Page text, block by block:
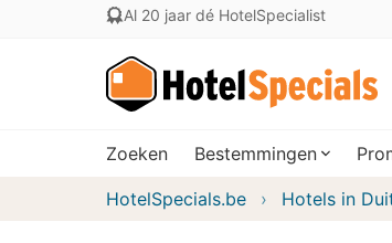
Al 20 jaar dé HotelSpecialist
Zoeken Bestemmingen
HotelSpecials.be Hotels in